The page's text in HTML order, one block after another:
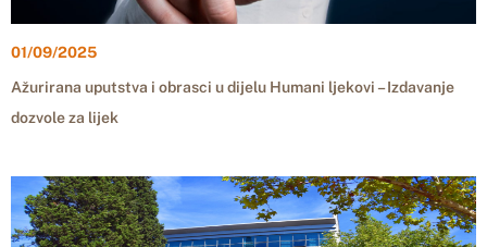
01/09/2025
Ažurirana uputstva i obrasci u dijelu Humani ljekovi – Izdavanje
dozvole za lijek